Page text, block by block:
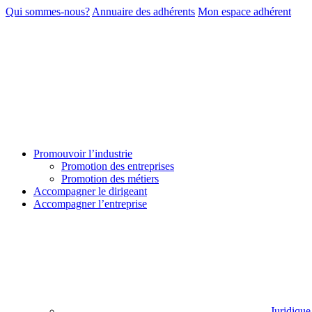
Qui sommes-nous? Annuaire des adhérents Mon espace adhérent
Promouvoir l’industrie
Promotion des entreprises
Promotion des métiers
Accompagner le dirigeant
Accompagner l’entreprise